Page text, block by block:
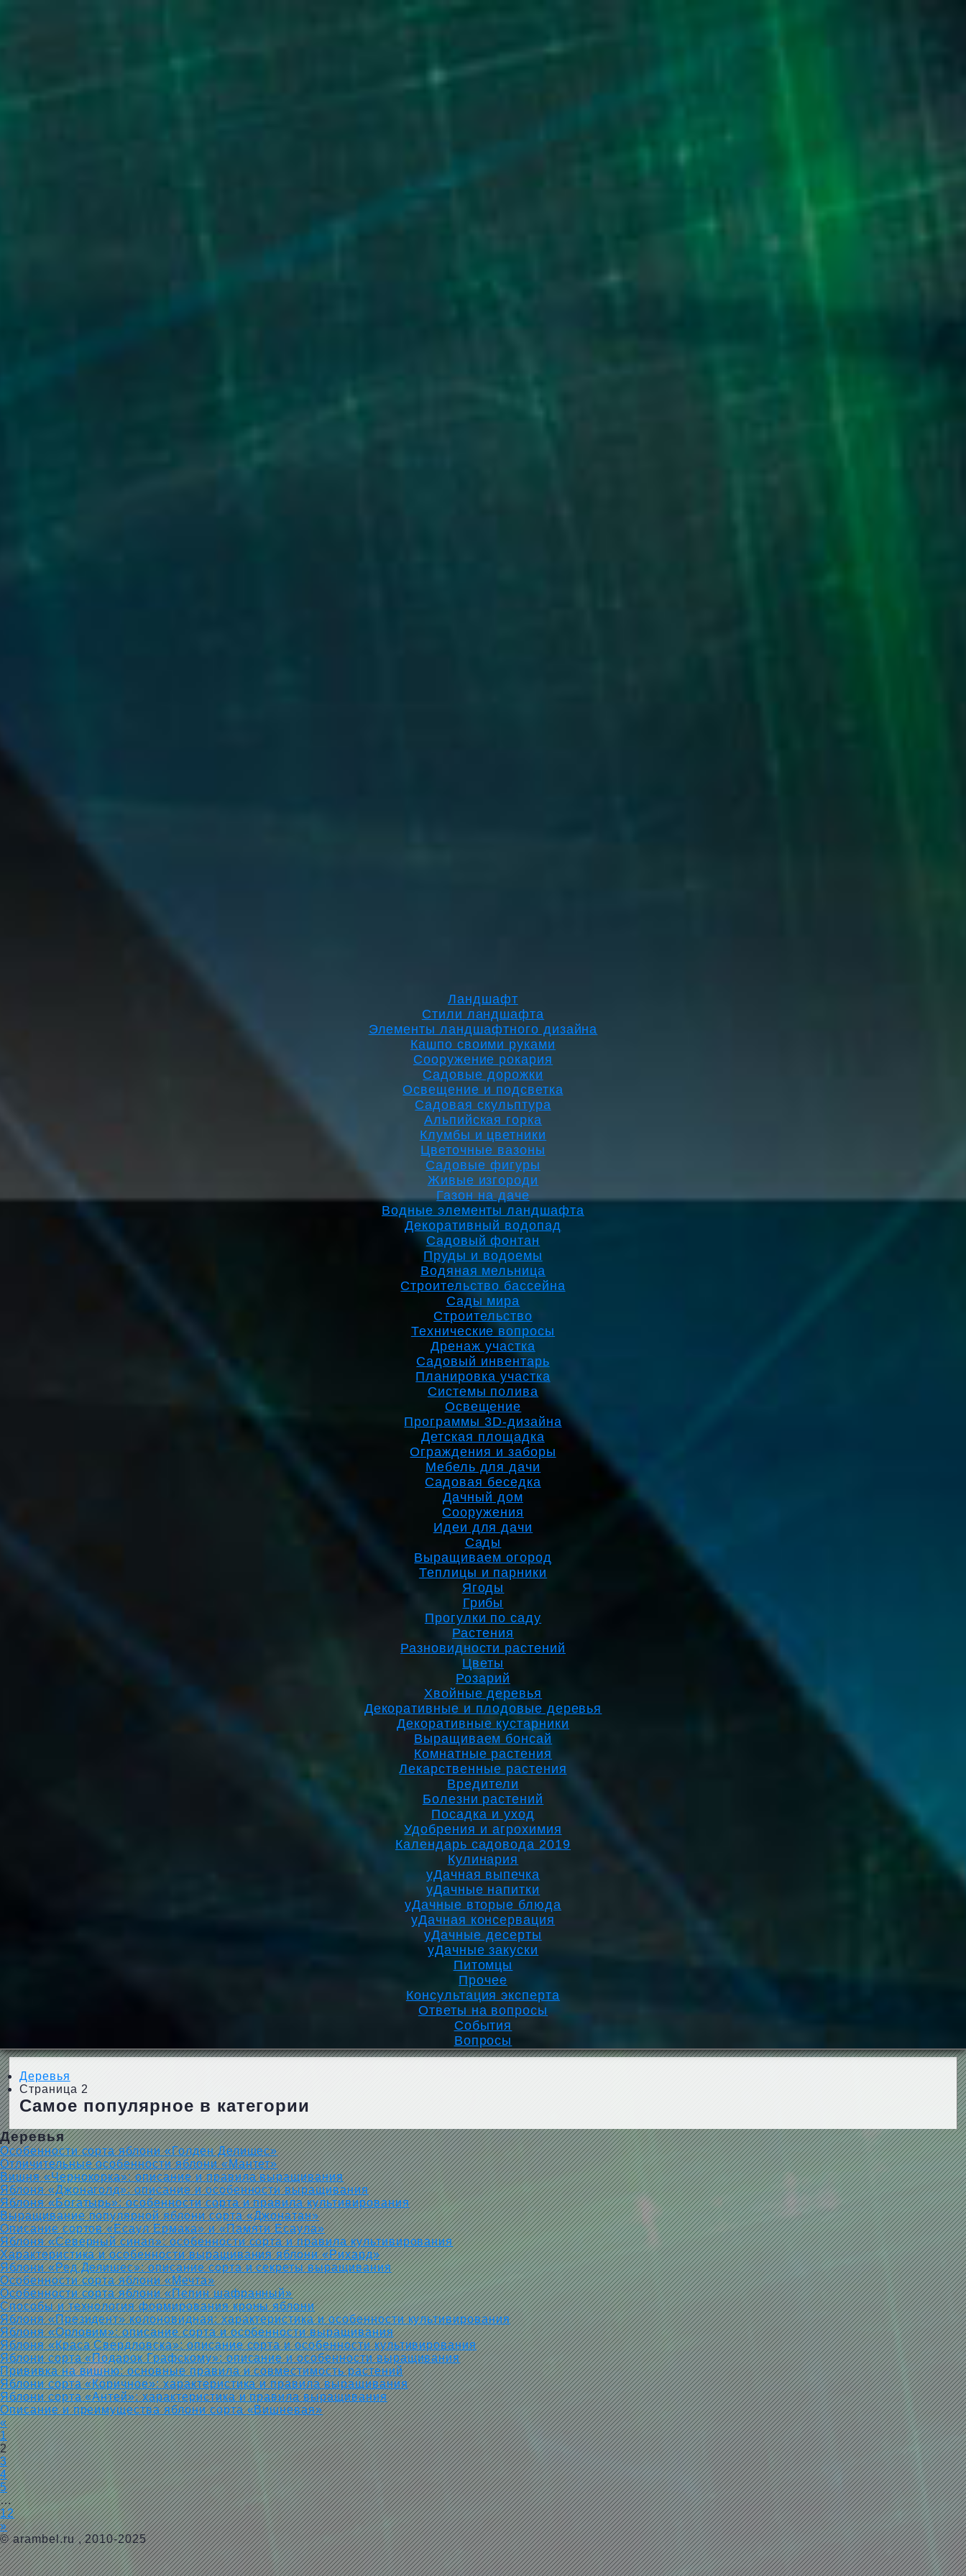
Ландшафт
Стили ландшафта
Элементы ландшафтного дизайна
Кашпо своими руками
Сооружение рокария
Садовые дорожки
Освещение и подсветка
Садовая скульптура
Альпийская горка
Клумбы и цветники
Цветочные вазоны
Садовые фигуры
Живые изгороди
Газон на даче
Водные элементы ландшафта
Декоративный водопад
Садовый фонтан
Пруды и водоемы
Водяная мельница
Строительство бассейна
Сады мира
Строительство
Технические вопросы
Дренаж участка
Садовый инвентарь
Планировка участка
Системы полива
Освещение
Программы 3D-дизайна
Детская площадка
Ограждения и заборы
Мебель для дачи
Садовая беседка
Дачный дом
Сооружения
Идеи для дачи
Сады
Выращиваем огород
Теплицы и парники
Ягоды
Грибы
Прогулки по саду
Растения
Разновидности растений
Цветы
Розарий
Хвойные деревья
Декоративные и плодовые деревья
Декоративные кустарники
Выращиваем бонсай
Комнатные растения
Лекарственные растения
Вредители
Болезни растений
Посадка и уход
Удобрения и агрохимия
Календарь садовода 2019
Кулинария
уДачная выпечка
уДачные напитки
уДачные вторые блюда
уДачная консервация
уДачные десерты
уДачные закуски
Питомцы
Прочее
Консультация эксперта
Ответы на вопросы
События
Вопросы
Деревья
Страница 2
Самое популярное в категории
Деревья
Особенности сорта яблони «Голден Делишес»
Отличительные особенности яблони «Мантет»
Вишня «Чернокорка»: описание и правила выращивания
Яблоня «Джонаголд»: описание и особенности выращивания
Яблоня «Богатырь»: особенности сорта и правила культивирования
Выращивание популярной яблони сорта «Джонатан»
Описание сортов «Есаул Ермака» и «Памяти Есаула»
Яблоня «Северный синап»: особенности сорта и правила культивирования
Характеристика и особенности выращивания яблони «Рихард»
Яблони «Ред Делишес»: описание сорта и секреты выращивания
Особенности сорта яблони «Мечта»
Особенности сорта яблони «Пепин шафранный»
Способы и технология формирования кроны яблони
Яблоня «Президент» колоновидная: характеристика и особенности культивирования
Яблоня «Орловим»: описание сорта и особенности выращивания
Яблоня «Краса Свердловска»: описание сорта и особенности культивирования
Яблони сорта «Подарок Графскому»: описание и особенности выращивания
Прививка на вишню: основные правила и совместимость растений
Яблони сорта «Коричное»: характеристика и правила выращивания
Яблони сорта «Антей»: характеристика и правила выращивания
Описание и преимущества яблони сорта «Вишневая»
«
1
2
3
4
5
…
12
»
© arambel.ru, 2010-2025